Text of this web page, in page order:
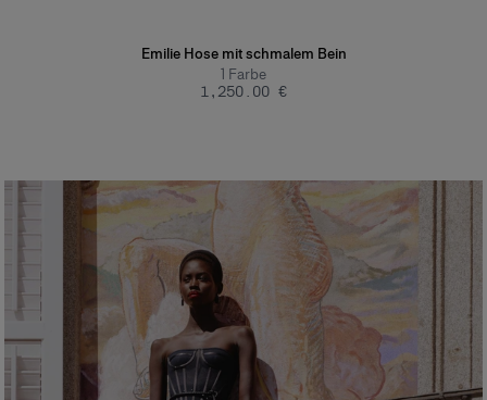
Emilie Hose mit schmalem Bein
1 Farbe
‌1,250.00 €